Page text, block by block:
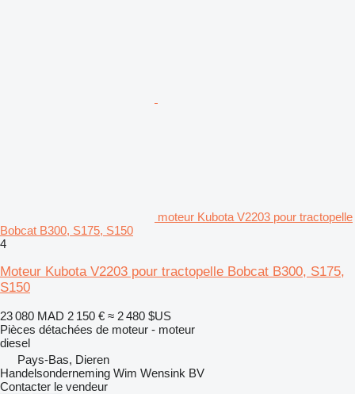
moteur Kubota V2203 pour tractopelle
Bobcat B300, S175, S150
4
Moteur Kubota V2203 pour tractopelle Bobcat B300, S175,
S150
23 080 MAD 2 150 € ≈ 2 480 $US
Pièces détachées de moteur - moteur
diesel
Pays-Bas, Dieren
Handelsonderneming Wim Wensink BV
Contacter le vendeur